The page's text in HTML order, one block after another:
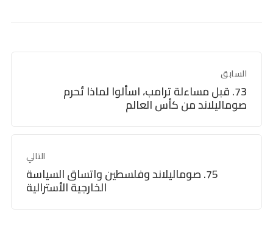
السابق
73. قبل مساءلة ترامب، اسألوا لماذا تُحرم
صوماليلاند من كأس العالم
التالي
75. صوماليلاند وفلسطين واتساق السياسة
الخارجية الأسترالية